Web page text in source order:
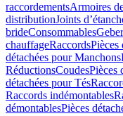
raccordementsArmoires
distributionJoints
brideConsommables
chauffageRaccordsPièces
détachées pour Manchons
RéductionsCoudesPièces
détachées pour Tés
Raccords indémontables
démontablesPièces